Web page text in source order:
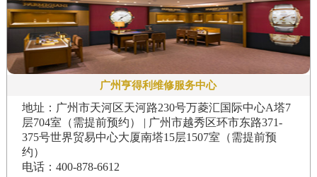
广州亨得利维修服务中心
地址：广州市天河区天河路230号万菱汇国际中心A塔7
层704室（需提前预约） | 广州市越秀区环市东路371-
375号世界贸易中心大厦南塔15层1507室（需提前预
约）
电话：400-878-6612